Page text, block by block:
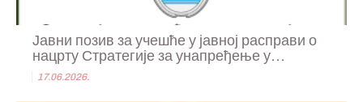
Јавни позив за учешће у јавној расправи о
нацрту Стратегије за унапређење у...
17.06.2026.